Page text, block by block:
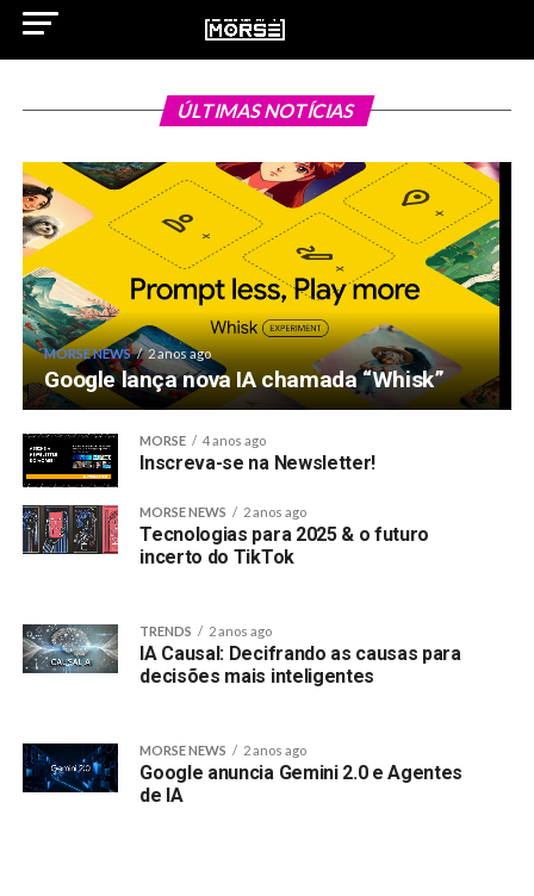
ÚLTIMAS NOTÍCIAS
O CEO da SAP: Transformação digital e IA.
MORSE NEWS 2 anos ago
Google lança nova IA chamada “Whisk”
MORSE 4 anos ago
Inscreva-se na Newsletter!
MORSE NEWS 2 anos ago
Tecnologias para 2025 & o futuro
incerto do TikTok
TRENDS 2 anos ago
IA Causal: Decifrando as causas para
decisões mais inteligentes
MORSE NEWS 2 anos ago
Google anuncia Gemini 2.0 e Agentes
de IA